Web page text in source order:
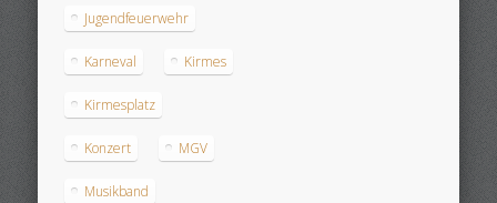
Jugendfeuerwehr
Karneval Kirmes
Kirmesplatz
Konzert MGV
Musikband